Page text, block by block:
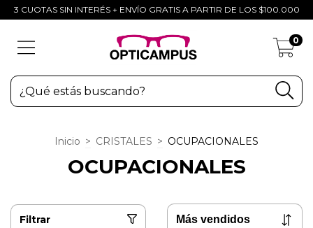
3 CUOTAS SIN INTERÉS + ENVÍO GRATIS A PARTIR DE LOS $100.000
0
Inicio > CRISTALES > OCUPACIONALES
OCUPACIONALES
Filtrar